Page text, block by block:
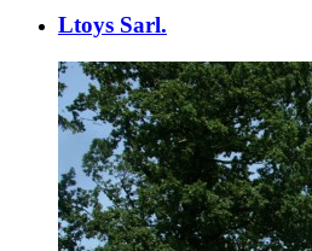
Ltoys Sarl.